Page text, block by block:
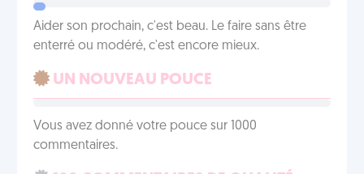
Aider son prochain, c'est beau. Le faire sans être
enterré ou modéré, c'est encore mieux.
UN NOUVEAU POUCE
Vous avez donné votre pouce sur 1000
commentaires.